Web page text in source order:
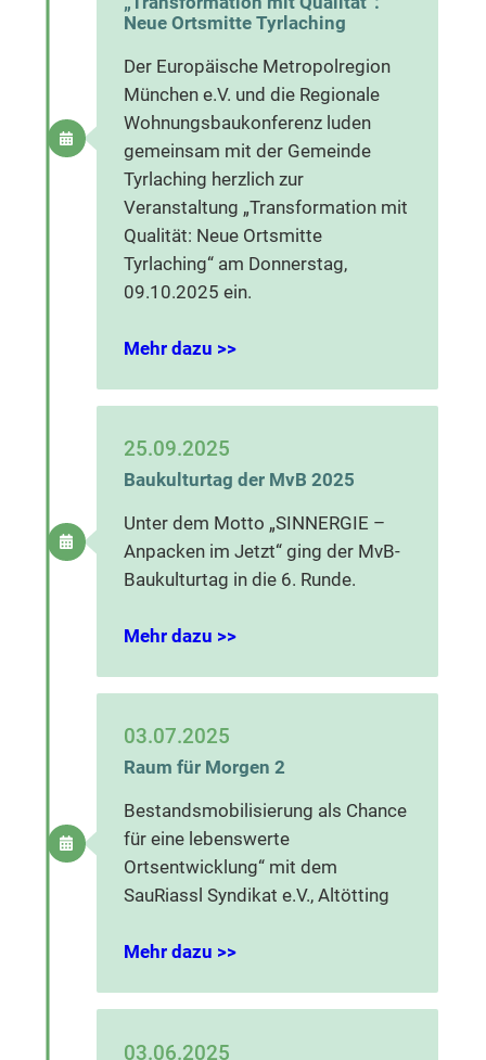
Neue Ortsmitte Tyrlaching
Der Europäische Metropolregion
München e.V. und die Regionale
Wohnungsbaukonferenz luden
gemeinsam mit der Gemeinde
Tyrlaching herzlich zur
Veranstaltung „Transformation mit
Qualität: Neue Ortsmitte
Tyrlaching“ am Donnerstag,
09.10.2025 ein.
Mehr dazu >>
25.09.2025
Baukulturtag der MvB 2025
Unter dem Motto „SINNERGIE –
Anpacken im Jetzt“ ging der MvB-
Baukulturtag in die 6. Runde.
Mehr dazu >>
03.07.2025
Raum für Morgen 2
Bestandsmobilisierung als Chance
für eine lebenswerte
Ortsentwicklung“ mit dem
SauRiassl Syndikat e.V., Altötting
Mehr dazu >>
03.06.2025